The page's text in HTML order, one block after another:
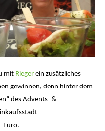
mit Rieger ein zusätzliches
gewinnen, denn hinter dem
des Advents- &
Euro.